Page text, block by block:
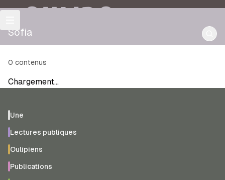
OULIPO
Sofia
0 contenus
Chargement…
Une
Lectures publiques
Oulipiens
Publications